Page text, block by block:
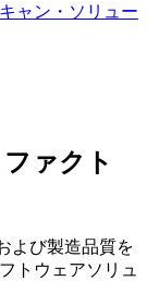
ャン・ソリュー
ァクト
よび製造品質を
トウェアソリュ